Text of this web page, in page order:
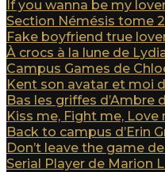
If you wanna be my
Section Némésis tome
Fake boyfriend true
À crocs à la lune de
Campus Games de
Kent son avatar et moi
Bas les griffes d’Ambre
Kiss me, Fight me, Love
Back to campus d’Erin
Don’t leave the game
Serial Player de Marion